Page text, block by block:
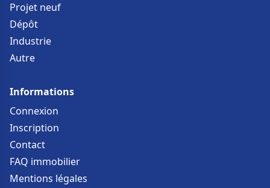
Projet neuf
Dépôt
Industrie
Autre
Informations
Connexion
Inscription
Contact
FAQ immobilier
Mentions légales